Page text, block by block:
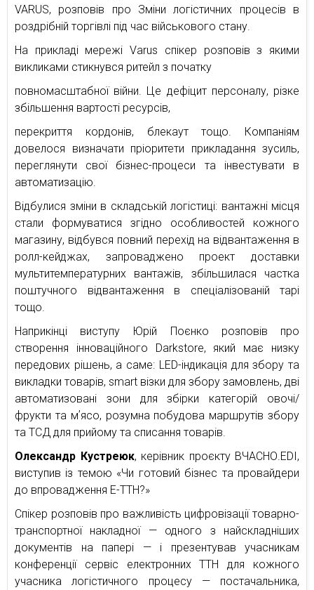
VARUS, розповів про Зміни логістичних процесів в
роздрібній торгівлі під час військового стану.
На прикладі мережі Varus спікер розповів з якими
викликами стикнувся ритейл з початку
повномасштабної війни. Це дефіцит персоналу, різке
збільшення вартості ресурсів,
перекриття кордонів, блекаут тощо. Компаніям
довелося визначати пріоритети прикладання зусиль,
переглянути свої бізнес-процеси та інвестувати в
автоматизацію.
Відбулися зміни в складській логістиці: вантажні місця
стали формуватися згідно особливостей кожного
магазину, відбувся повний перехід на відвантаження в
ролл-кейджах, запроваджено проект доставки
мультитемпературних вантажів, збільшилася частка
поштучного відвантаження в спеціалізованій тарі
тощо.
Наприкінці виступу Юрій Поєнко розповів про
створення інноваційного Darkstore, який має низку
передових рішень, а саме: LED-індикація для збору та
викладки товарів, smart візки для збору замовлень, дві
автоматизовані зони для збірки категорій овочі/
фрукти та мʼясо, розумна побудова маршрутів збору
та ТСД для прийому та списання товарів.
Олександр Кустреюк, керівник проєкту ВЧАСНО.EDI,
виступив із темою «Чи готовий бізнес та провайдери
до впровадження Е-ТТН?»
Спікер розповів про важливість цифровізації товарно-
транспортної накладної — одного з найскладніших
документів на папері — і презентував учасникам
конференції сервіс електронних ТТН для кожного
учасника логістичного процесу — постачальника,